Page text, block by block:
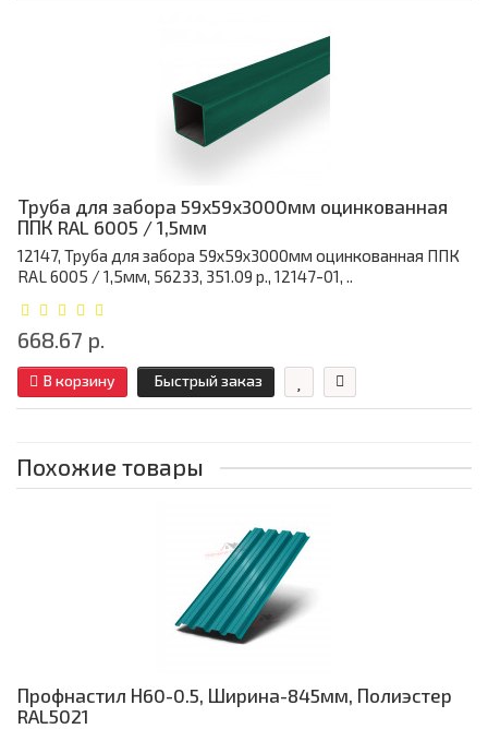
Труба для забора 59х59x3000мм оцинкованная
ППК RAL 6005 / 1,5мм
12147, Труба для забора 59х59x3000мм оцинкованная ППК
RAL 6005 / 1,5мм, 56233, 351.09 р., 12147-01, ..
668.67 р.
В корзину Быстрый заказ
Похожие товары
Профнастил Н60-0.5, Ширина-845мм, Полиэстер
RAL5021